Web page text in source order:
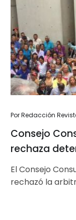
Por Redacción
Consejo
rechaza
El Consejo
rechazó la